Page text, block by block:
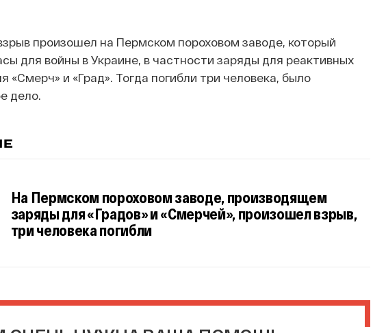
произошел на Пермском пороховом заводе, который
для войны в Украине, в частности заряды для реактивных
«Смерч» и «Град». Тогда погибли три человека, было
дело.
На Пермском пороховом заводе, производящем
заряды для «Градов» и «Смерчей», произошел взрыв,
три человека погибли